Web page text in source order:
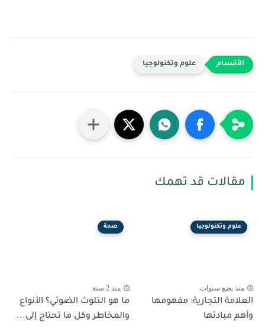
علوم وتكنولوجيا
مقالات قد تهمك
علوم وتكنولوجيا
منذ بضع سنوات
العلامة التجارية: مفهومها
وأهم مبادئها
صحة
منذ 2 سنة
ما هو التلوث الضوئي؟ الأنواع
والمخاطر وكل ما تحتاج إلى...